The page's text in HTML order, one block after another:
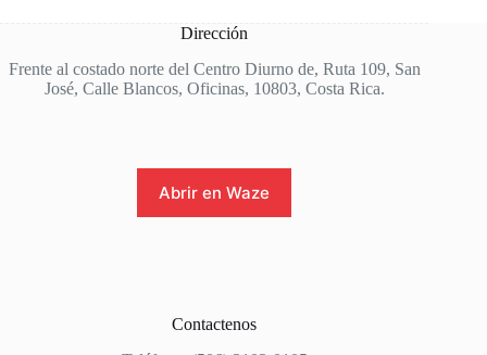
Dirección
Frente al costado norte del Centro Diurno de, Ruta 109, San
José, Calle Blancos, Oficinas, 10803, Costa Rica.
Abrir en Waze
Contactenos